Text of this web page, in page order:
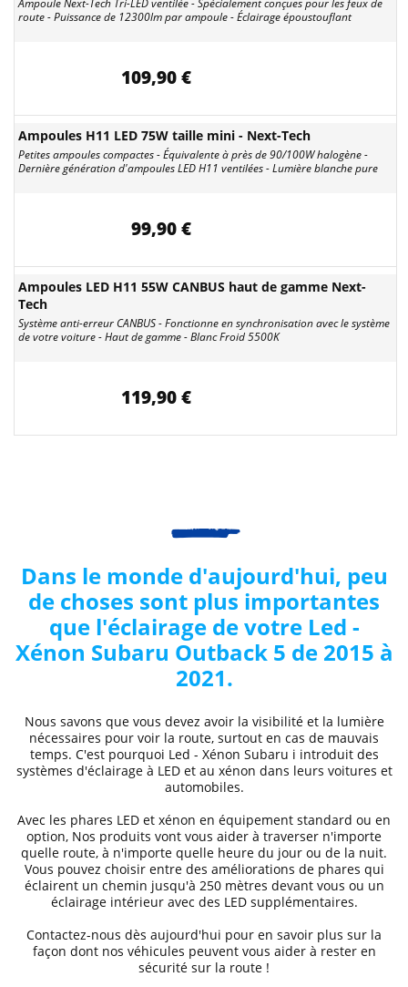
Ampoule Next-Tech Tri-LED ventilée - Spécialement conçues pour les feux de
route - Puissance de 12300lm par ampoule - Éclairage époustouflant
109,90 €
Ampoules H11 LED 75W taille mini - Next-Tech
Petites ampoules compactes - Équivalente à près de 90/100W halogène -
Dernière génération d'ampoules LED H11 ventilées - Lumière blanche pure
99,90 €
Ampoules LED H11 55W CANBUS haut de gamme Next-
Tech
Système anti-erreur CANBUS - Fonctionne en synchronisation avec le système
de votre voiture - Haut de gamme - Blanc Froid 5500K
119,90 €
Dans le monde d'aujourd'hui, peu
de choses sont plus importantes
que l'éclairage de votre Led -
Xénon Subaru Outback 5 de 2015 à
2021.
Nous savons que vous devez avoir la visibilité et la lumière
nécessaires pour voir la route, surtout en cas de mauvais
temps. C'est pourquoi Led - Xénon Subaru i introduit des
systèmes d'éclairage à LED et au xénon dans leurs voitures et
automobiles.
Avec les phares LED et xénon en équipement standard ou en
option, Nos produits vont vous aider à traverser n'importe
quelle route, à n'importe quelle heure du jour ou de la nuit.
Vous pouvez choisir entre des améliorations de phares qui
éclairent un chemin jusqu'à 250 mètres devant vous ou un
éclairage intérieur avec des LED supplémentaires.
Contactez-nous dès aujourd'hui pour en savoir plus sur la
façon dont nos véhicules peuvent vous aider à rester en
sécurité sur la route !